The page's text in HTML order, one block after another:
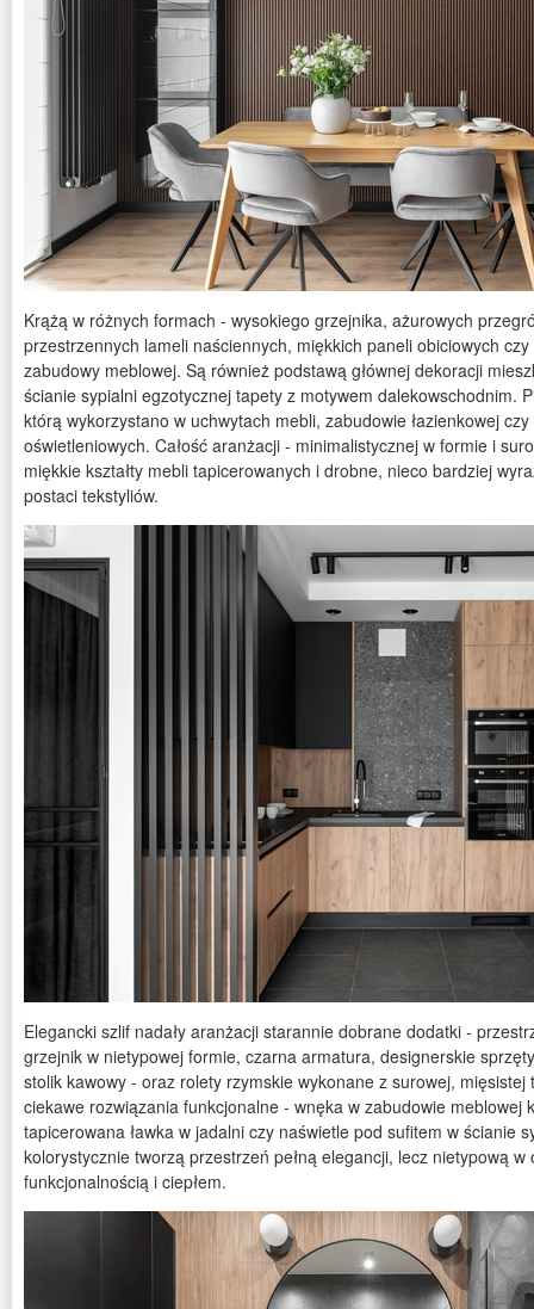
Krążą w różnych formach - wysokiego grzejnika, ażurowych
przestrzennych lameli naściennych, miękkich paneli obiciowych
zabudowy meblowej. Są również podstawą głównej dekoracji
ścianie sypialni egzotycznej tapety z motywem dalekowschodnim.
którą wykorzystano w uchwytach mebli, zabudowie łazienkowej
oświetleniowych. Całość aranżacji - minimalistycznej w formie i
miękkie kształty mebli tapicerowanych i drobne, nieco bardziej
postaci tekstyliów.
Elegancki szlif nadały aranżacji starannie dobrane dodatki -
grzejnik w nietypowej formie, czarna armatura, designerskie
stolik kawowy - oraz rolety rzymskie wykonane z surowej, mięsistej
ciekawe rozwiązania funkcjonalne - wnęka w zabudowie meblowej
tapicerowana ławka w jadalni czy naświetle pod sufitem w ścianie
kolorystycznie tworzą przestrzeń pełną elegancji, lecz nietypową
funkcjonalnością i ciepłem.